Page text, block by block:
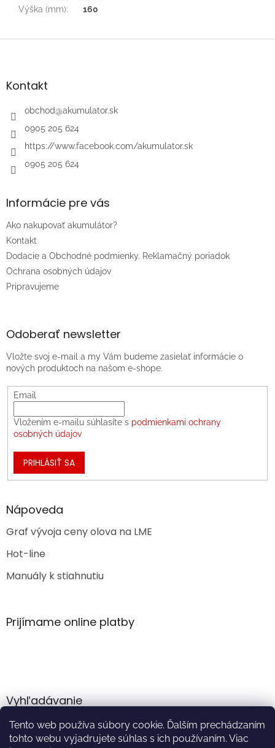
Tento web používa súbory cookie. Ďalším prechádzaním
tohto webu vyjadrujete súhlas s ich používaním. Viac
Výška (mm): 160
Z
äKontakt
obchod@akumulator.sk
0905 205 624
https://www.facebook.com/akumulator.sk
0905 205 624
Informácie pre vás
Ako nakupovať akumulátor?
Kontakt
Dodacie a Obchodné podmienky. Reklamačný poriadok
Ochrana osobných údajov
Pripravujeme
Odoberať newsletter
Vložte svoj e-mail a my Vám budeme zasielať informácie o
nových produktoch na našom e-shope.
Email
Vložením e-mailu súhlasíte s podmienkami ochrany
osobných údajov
PRIHLÁSIŤ SA
Nápoveda
Graf vývoja ceny olova na LME
Hot-line
Manuály k stiahnutiu
Prijímame online platby
Vyhľadávanie
HĽADAŤ